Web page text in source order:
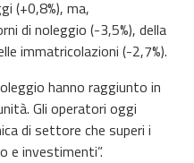
(+0,8%), ma,
di noleggio (-3,5%), della
immatricolazioni (-2,7%).
hanno raggiunto in
Gli operatori oggi
di settore che superi i
e investimenti”.